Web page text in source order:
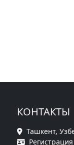
КОНТАКТЫ
Ташкент,